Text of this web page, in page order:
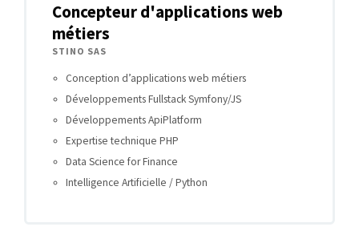
Concepteur d'applications web
métiers
STINO SAS
Conception d’applications web métiers
Développements Fullstack Symfony/JS
Développements ApiPlatform
Expertise technique PHP
Data Science for Finance
Intelligence Artificielle / Python